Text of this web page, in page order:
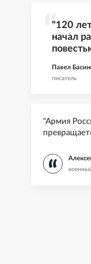
"120
начал
Павел
писатель
"Армия